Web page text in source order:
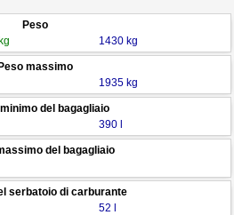
Peso
1430 kg
massimo
1935 kg
del bagagliaio
390 l
del bagagliaio
serbatoio di carburante
52 l